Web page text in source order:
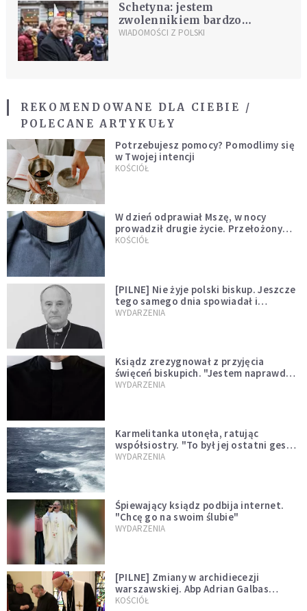
Schetyna: jestem
zwolennikiem bardzo
poważnej redefinicji relacji
WIADOMOŚCI Z POLSKI
REKOMENDOWANE DLA CIEBIE /
POLECANE ARTYKUŁY
Potrzebujesz pomocy? Pomodlimy się
w Twojej intencji
KOŚCIÓŁ
W dzień odprawiał Mszę, w nocy
prowadził drugie życie. Przełożony
kazał mu opuścić zakon
KOŚCIÓŁ
[PILNE] Nie żyje polski biskup. Jeszcze
tego samego dnia spowiadał i
sprawował Mszę świętą
WYDARZENIA
Ksiądz zrezygnował z przyjęcia
święceń biskupich. "Jestem naprawdę
niegodny"
WYDARZENIA
Karmelitanka utonęła, ratując
współsiostry. "To był jej ostatni gest
miłości"
WYDARZENIA
Śpiewający ksiądz podbija internet.
"Chcę go na swoim ślubie"
WYDARZENIA
[PILNE] Zmiany w archidiecezji
warszawskiej. Abp Adrian Galbas
wręczył dekrety nowym proboszczom
KOŚCIÓŁ